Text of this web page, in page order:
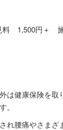
料 1,500円＋
は健康保険を取
。
れ腰痛やさまざ